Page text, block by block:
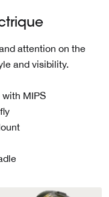
attention on the
and visibility.
MIPS